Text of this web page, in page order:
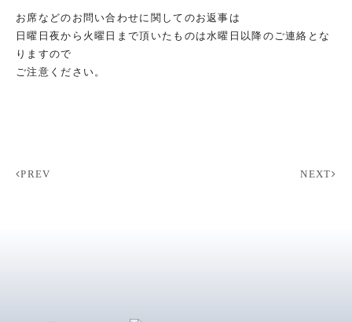
お席などのお問い合わせに関してのお返事は
日曜日夜から火曜日まで頂いたものは水曜日以降のご連絡とな
りますので
ご注意ください。
PREV NEXT